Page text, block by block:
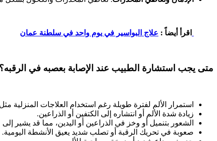
اقرأ أيضاً :
متى يجب استشارة الطبيب عند الإصابة بعصبه في
استمرار الألم لفترة طويلة رغم استخدام العلاجات المنزلية
زيادة شدة الألم أو انتشاره إلى الكتفين أو الذراعين.
الشعور بتنميل أو وخز في الذراعين أو اليدين، مما قد يشير
صعوبة في تحريك الرقبة أو تصلب شديد يعيق الأنشطة اليومية.